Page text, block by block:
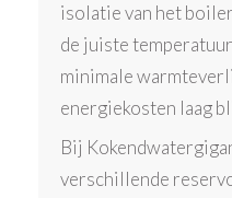
isolatie van het
de juiste
minimale
energiekosten laag
Bij
verschillende